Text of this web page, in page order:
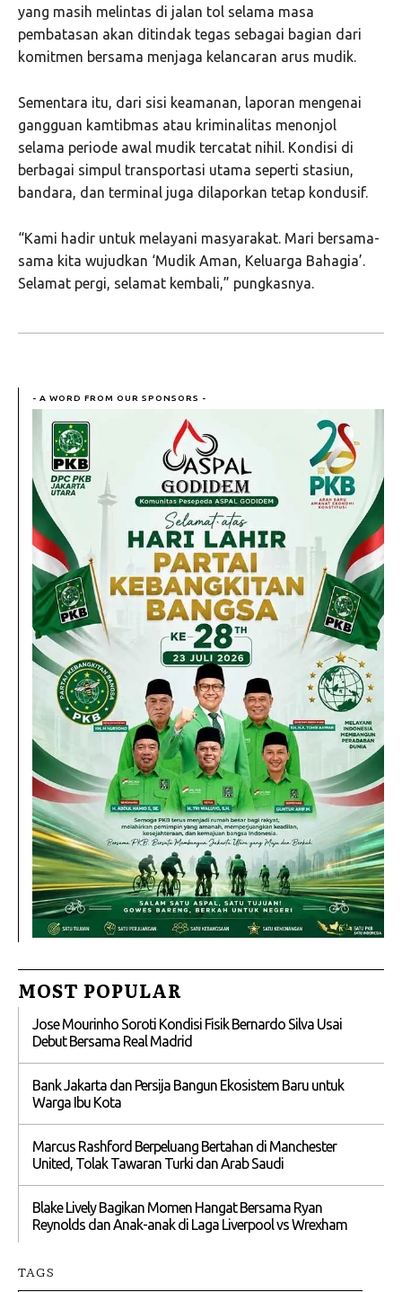
yang masih melintas di jalan tol selama masa
pembatasan akan ditindak tegas sebagai bagian dari
komitmen bersama menjaga kelancaran arus mudik.
Sementara itu, dari sisi keamanan, laporan mengenai
gangguan kamtibmas atau kriminalitas menonjol
selama periode awal mudik tercatat nihil. Kondisi di
berbagai simpul transportasi utama seperti stasiun,
bandara, dan terminal juga dilaporkan tetap kondusif.
“Kami hadir untuk melayani masyarakat. Mari bersama-
sama kita wujudkan ‘Mudik Aman, Keluarga Bahagia’.
Selamat pergi, selamat kembali,” pungkasnya.
- A WORD FROM OUR SPONSORS -
MOST POPULAR
Jose Mourinho Soroti Kondisi Fisik Bernardo Silva Usai
Debut Bersama Real Madrid
Bank Jakarta dan Persija Bangun Ekosistem Baru untuk
Warga Ibu Kota
Marcus Rashford Berpeluang Bertahan di Manchester
United, Tolak Tawaran Turki dan Arab Saudi
Blake Lively Bagikan Momen Hangat Bersama Ryan
Reynolds dan Anak-anak di Laga Liverpool vs Wrexham
TAGS